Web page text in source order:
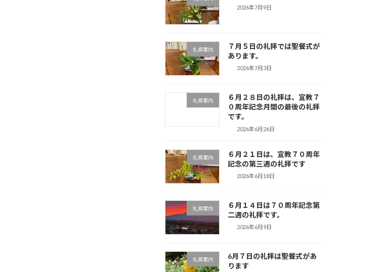
2026年7月9日
礼拝案内
７月５日の礼拝では聖餐式が
あります。
2026年7月3日
礼拝案内
６月２８日の礼拝は、宣教７
０周年記念月間の最後の礼拝
です。
2026年6月26日
礼拝案内
６月２１日は、宣教７０周年
記念の第三週の礼拝です
2026年6月18日
礼拝案内
６月１４日は７０周年記念第
二週の礼拝です。
2026年6月9日
礼拝案内
6月７日の礼拝は聖餐式があ
ります